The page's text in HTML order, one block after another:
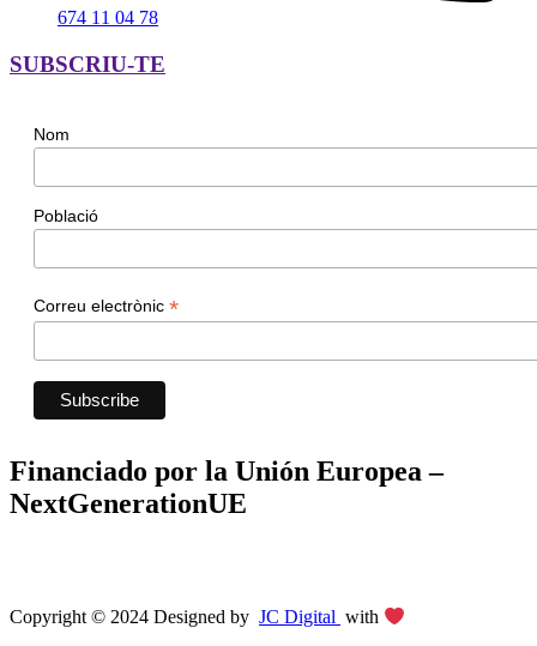
674 11 04 78
SUBSCRIU-TE
Nom
Població
Correu electrònic *
Financiado por la Unión Europea –
NextGenerationUE
Copyright © 2024 Designed by JC Digital with